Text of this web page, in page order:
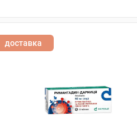
доставка